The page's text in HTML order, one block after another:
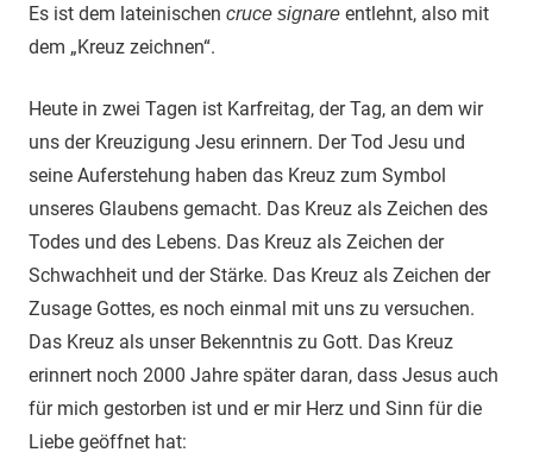
Es ist dem lateinischen cruce signare entlehnt, also mit
dem „Kreuz zeichnen“.
Heute in zwei Tagen ist Karfreitag, der Tag, an dem wir
uns der Kreuzigung Jesu erinnern. Der Tod Jesu und
seine Auferstehung haben das Kreuz zum Symbol
unseres Glaubens gemacht. Das Kreuz als Zeichen des
Todes und des Lebens. Das Kreuz als Zeichen der
Schwachheit und der Stärke. Das Kreuz als Zeichen der
Zusage Gottes, es noch einmal mit uns zu versuchen.
Das Kreuz als unser Bekenntnis zu Gott. Das Kreuz
erinnert noch 2000 Jahre später daran, dass Jesus auch
für mich gestorben ist und er mir Herz und Sinn für die
Liebe geöffnet hat: